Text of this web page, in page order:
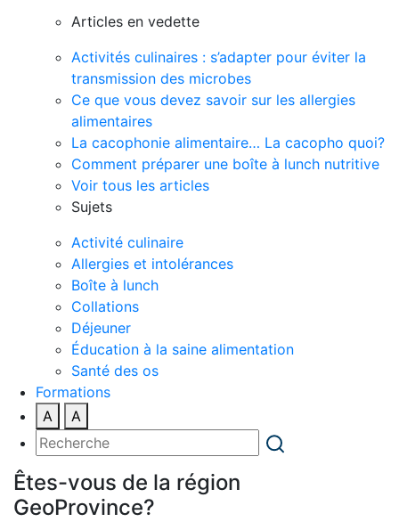
Articles en vedette
Activités culinaires : s’adapter pour éviter la
transmission des microbes
Ce que vous devez savoir sur les allergies
alimentaires
La cacophonie alimentaire… La cacopho quoi?
Comment préparer une boîte à lunch nutritive
Voir tous les articles
Sujets
Activité culinaire
Allergies et intolérances
Boîte à lunch
Collations
Déjeuner
Éducation à la saine alimentation
Santé des os
Formations
A
A
Êtes-vous de la région
GeoProvince?